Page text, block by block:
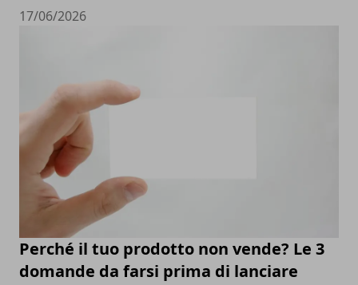
17/06/2026
Perché il tuo prodotto non vende? Le 3
domande da farsi prima di lanciare